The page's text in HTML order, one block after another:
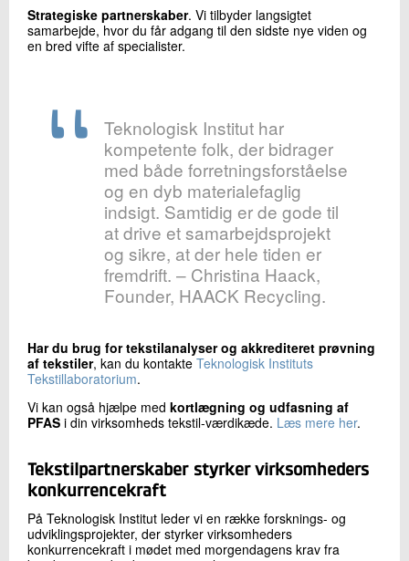
Strategiske partnerskaber. Vi tilbyder langsigtet
samarbejde, hvor du får adgang til den sidste nye viden og
en bred vifte af specialister.
Teknologisk Institut har
kompetente folk, der bidrager
med både forretningsforståelse
og en dyb materialefaglig
indsigt. Samtidig er de gode til
at drive et samarbejdsprojekt
og sikre, at der hele tiden er
fremdrift. – Christina Haack,
Founder, HAACK Recycling.
Har du brug for tekstilanalyser og akkrediteret prøvning
af tekstiler, kan du kontakte Teknologisk Instituts
Tekstillaboratorium.
Vi kan også hjælpe med kortlægning og udfasning af
PFAS i din virksomheds tekstil-værdikæde. Læs mere her.
Tekstilpartnerskaber styrker virksomheders
konkurrencekraft
På Teknologisk Institut leder vi en række forsknings- og
udviklingsprojekter, der styrker virksomheders
konkurrencekraft i mødet med morgendagens krav fra